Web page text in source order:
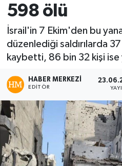
598 ölü
İsrail'in 7 Ekim'den bu
düzenlediği saldırılarda
kaybetti, 86 bin 32 kişi ise
HABER MERKEZI
EDITÖR
İzmir
Sağlık
Resmi İlanlar
Spor
İzmir Trafik Yoğunluk
Süper Lig Puan
Haber Arşivi